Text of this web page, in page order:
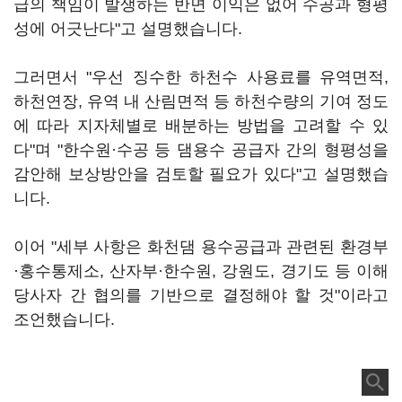
급의 책임이 발생하는 반면 이익은 없어 수공과 형평
성에 어긋난다"고 설명했습니다.
그러면서 "우선 징수한 하천수 사용료를 유역면적,
하천연장, 유역 내 산림면적 등 하천수량의 기여 정도
에 따라 지자체별로 배분하는 방법을 고려할 수 있
다"며 "한수원·수공 등 댐용수 공급자 간의 형평성을
감안해 보상방안을 검토할 필요가 있다"고 설명했습
니다.
이어 "세부 사항은 화천댐 용수공급과 관련된 환경부
·홍수통제소, 산자부·한수원, 강원도, 경기도 등 이해
당사자 간 협의를 기반으로 결정해야 할 것"이라고
조언했습니다.